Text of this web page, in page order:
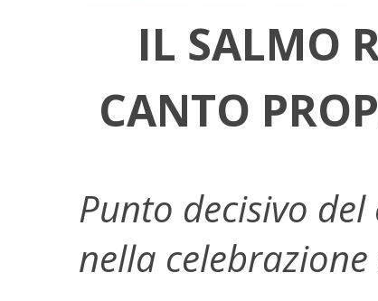
IL SALMO
CANTO
Punto decisivo
nella